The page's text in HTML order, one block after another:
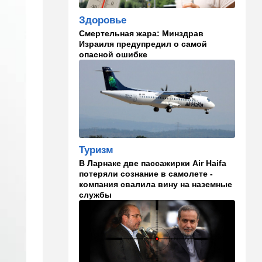
23:12 Новости Украины
Квартиры, ремонт и
Mercedes: экс-посла
Украины в США
подозревают в незаконном
обогащении
Ближний Восток
проливу почти
договорились, но Израиль и
США могут сорвать
соглашение
21:39 Мнения
Марокканские военные
копируют опыт израильских
коллег
Выборы в Израиле
От Нетаниягу - к Либерману:
Здоровье
Смертельная жара: Минздрав
Израиля предупредил о самой
опасной ошибке
Туризм
В Ларнаке две пассажирки Air Haifa
потеряли сознание в самолете -
компания свалила вину на наземные
службы